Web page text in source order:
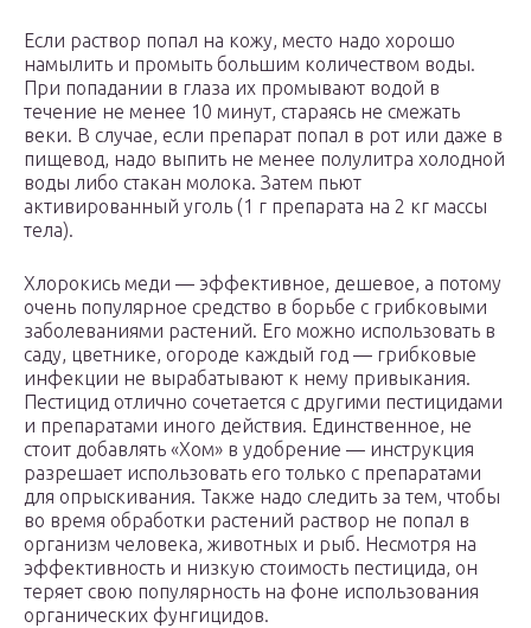
Если раствор попал на кожу, место надо хорошо
намылить и промыть большим количеством воды.
При попадании в глаза их промывают водой в
течение не менее 10 минут, стараясь не смежать
веки. В случае, если препарат попал в рот или даже в
пищевод, надо выпить не менее полулитра холодной
воды либо стакан молока. Затем пьют
активированный уголь (1 г препарата на 2 кг массы
тела).
Хлорокись меди — эффективное, дешевое, а потому
очень популярное средство в борьбе с грибковыми
заболеваниями растений. Его можно использовать в
саду, цветнике, огороде каждый год — грибковые
инфекции не вырабатывают к нему привыкания.
Пестицид отлично сочетается с другими пестицидами
и препаратами иного действия. Единственное, не
стоит добавлять «Хом» в удобрение — инструкция
разрешает использовать его только с препаратами
для опрыскивания. Также надо следить за тем, чтобы
во время обработки растений раствор не попал в
организм человека, животных и рыб. Несмотря на
эффективность и низкую стоимость пестицида, он
теряет свою популярность на фоне использования
органических фунгицидов.